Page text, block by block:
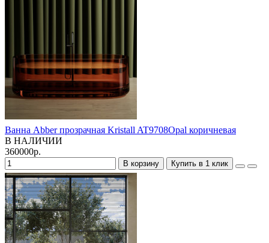
Ванна Abber прозрачная Kristall AT9708Opal коричневая
В НАЛИЧИИ
360000р.
В корзину Купить в 1 клик